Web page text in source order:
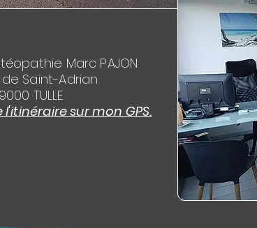
Marc PAJON
Saint-Adrian
TULLE
sur mon GPS.